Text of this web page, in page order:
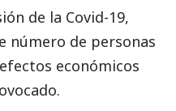
de la Covid-19,
número de personas
económicos